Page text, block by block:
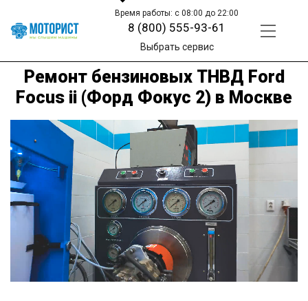
Время работы: с 08:00 до 22:00
8 (800) 555-93-61
Выбрать сервис
Ремонт бензиновых ТНВД Ford
Focus ii (Форд Фокус 2) в Москве